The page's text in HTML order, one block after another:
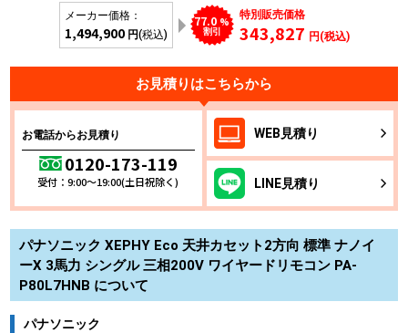
メーカー価格：
1,494,900 円(税込)
77.0 %
割引
特別販売価格
343,827 円(税込)
お見積りはこちらから
お電話からお見積り
0120-173-119
受付：9:00～19:00(土日祝除く)
WEB 見積り
LINE見積り
パナソニック XEPHY Eco 天井カセット2方向 標準 ナノイ
ーX 3馬力 シングル 三相200V ワイヤードリモコン PA-
P80L7HNB について
パナソニック